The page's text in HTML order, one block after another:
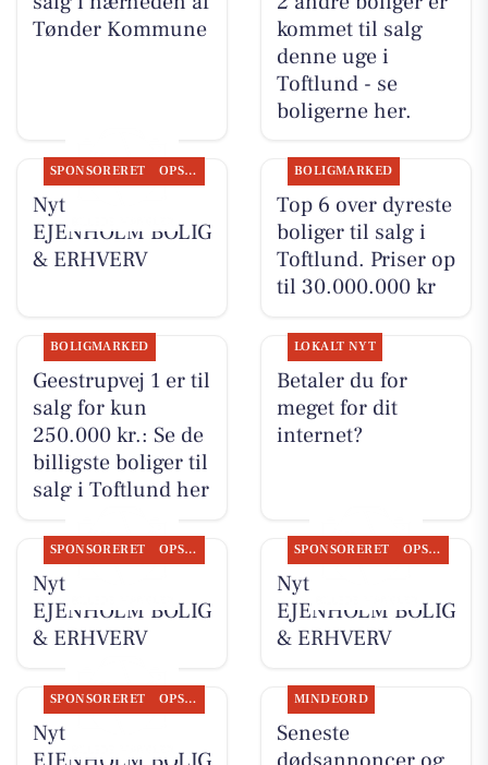
Tønder Kommune
kommet til salg
denne uge i
Toftlund - se
boligerne her.
SPONSORERET OPSLAGSTAVLEN
Nyt fra
EJENHOLM BOLIG
& ERHVERV
BOLIGMARKED
Top 6 over dyreste
boliger til salg i
Toftlund. Priser op
til 30.000.000 kr
BOLIGMARKED
Geestrupvej 1 er til
salg for kun
250.000 kr.: Se de
billigste boliger til
salg i Toftlund her
LOKALT NYT
Betaler du for
meget for dit
internet?
SPONSORERET OPSLAGSTAVLEN
Nyt fra
EJENHOLM BOLIG
& ERHVERV
SPONSORERET OPSLAGSTAVLEN
Nyt fra
EJENHOLM BOLIG
& ERHVERV
SPONSORERET OPSLAGSTAVLEN
Nyt fra
MINDEORD
Seneste